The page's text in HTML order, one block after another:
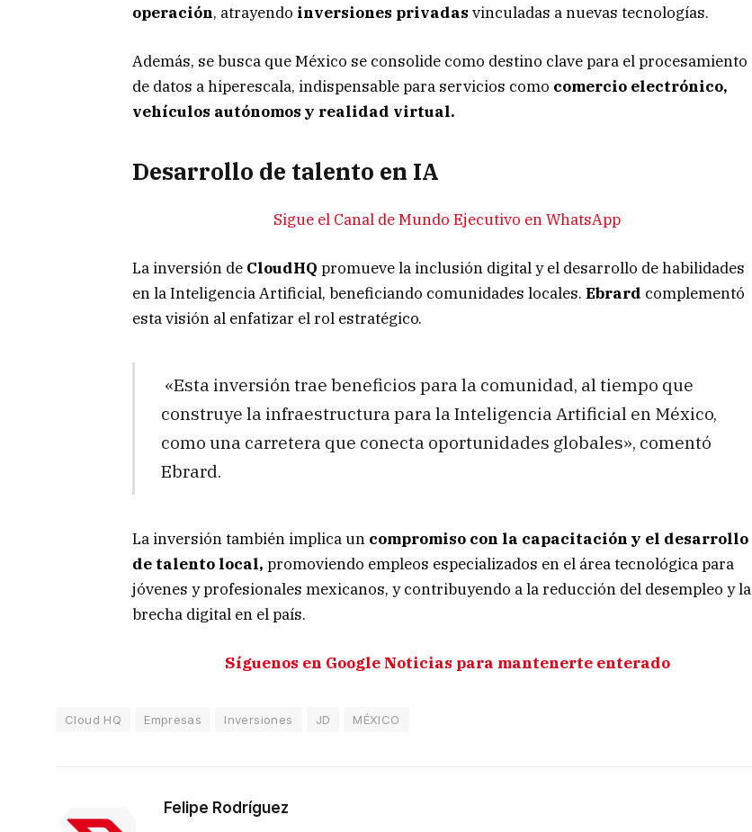
operación, atrayendo inversiones privadas vinculadas a nuevas tecnologías.
Además, se busca que México se consolide como destino clave para el procesamiento
de datos a hiperescala, indispensable para servicios como comercio electrónico,
vehículos autónomos y realidad virtual.
Desarrollo de talento en IA
Sigue el Canal de Mundo Ejecutivo en WhatsApp
La inversión de CloudHQ promueve la inclusión digital y el desarrollo de habilidades
en la Inteligencia Artificial, beneficiando comunidades locales. Ebrard complementó
esta visión al enfatizar el rol estratégico.
«Esta inversión trae beneficios para la comunidad, al tiempo que
construye la infraestructura para la Inteligencia Artificial en México,
como una carretera que conecta oportunidades globales», comentó
Ebrard.
La inversión también implica un compromiso con la capacitación y el desarrollo
de talento local, promoviendo empleos especializados en el área tecnológica para
jóvenes y profesionales mexicanos, y contribuyendo a la reducción del desempleo y la
brecha digital en el país.
Síguenos en Google Noticias para mantenerte enterado
Cloud HQ Empresas Inversiones JD MÉXICO
Felipe Rodríguez